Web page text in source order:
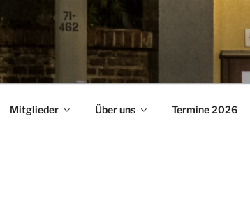
Mitglieder Über uns Termine 2026